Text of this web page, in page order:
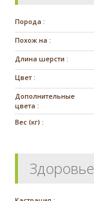
Порода :
Похож на :
Длина шерсти :
Цвет :
Дополнительные
цвета :
Вес (кг) :
Здоровье